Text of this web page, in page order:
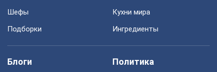
Шефы
Кухни мира
Подборки
Ингредиенты
Блоги Политика